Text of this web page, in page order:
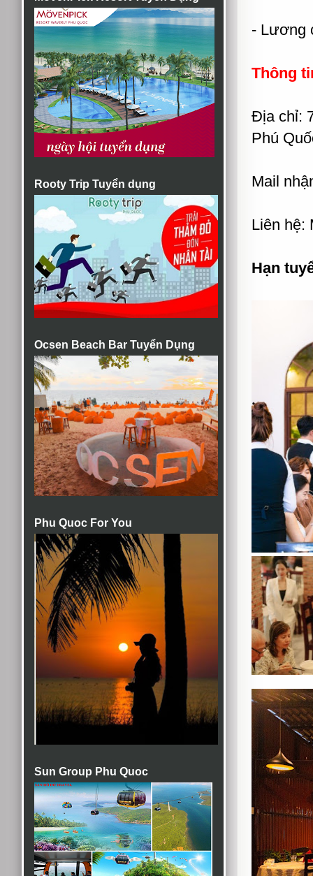
Rooty Trip Tuyển dụng
Ocsen Beach Bar Tuyển Dụng
Phu Quoc For You
Sun Group Phu Quoc
- Lương
Thông
Địa chỉ:
Phú
Mail
Liên hệ:
Hạn